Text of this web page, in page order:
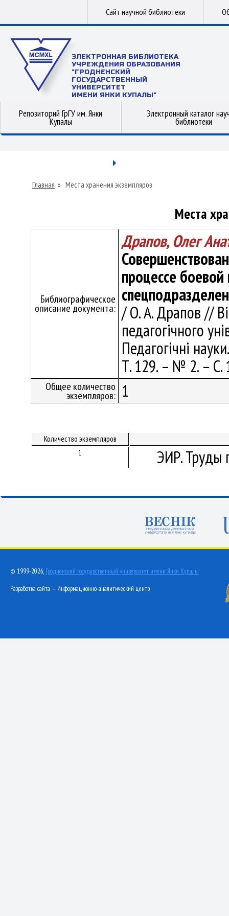
Сайт научной библиотеки
ЭЛЕКТРОННАЯ БИБЛИОТЕКА
УЧРЕЖДЕНИЯ ОБРАЗОВАНИЯ
"ГРОДНЕНСКИЙ
ГОСУДАРСТВЕННЫЙ
УНИВЕРСИТЕТ
ИМЕНИ ЯНКИ КУПАЛЫ"
Репозиторий ГрГУ им. Янки
Купалы
Электронный каталог
библиотеки
Главная » Места хранения экземпляров
Места
Библиографическое
описание документа:
Драпов, Олег
процессе
/ О. А. Драпов //
педагогiчного
Педагогiчнi
Т. 129. – № 2. – С.
Общее количество
экземпляров: 1
Количество экземпляров
1
ЭИР. Труды
© 1999-2026, Гродненский государственный университет имени Янки Купалы
Разработка сайта — Информационно-аналитический центр